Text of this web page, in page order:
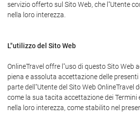
servizio offerto sul Sito Web, che l"Utente
nella loro interezza.
L"utilizzo del Sito Web
OnlineTravel offre l"uso di questo Sito Web
piena e assoluta accettazione delle presenti
parte dell"Utente del Sito Web OnlineTravel
come la sua tacita accettazione dei Termini
nella loro interezza, come stabilito nel